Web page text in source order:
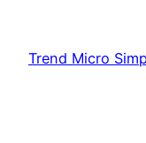
content
Trend Micro